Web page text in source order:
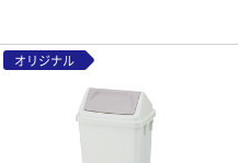
オリジナル